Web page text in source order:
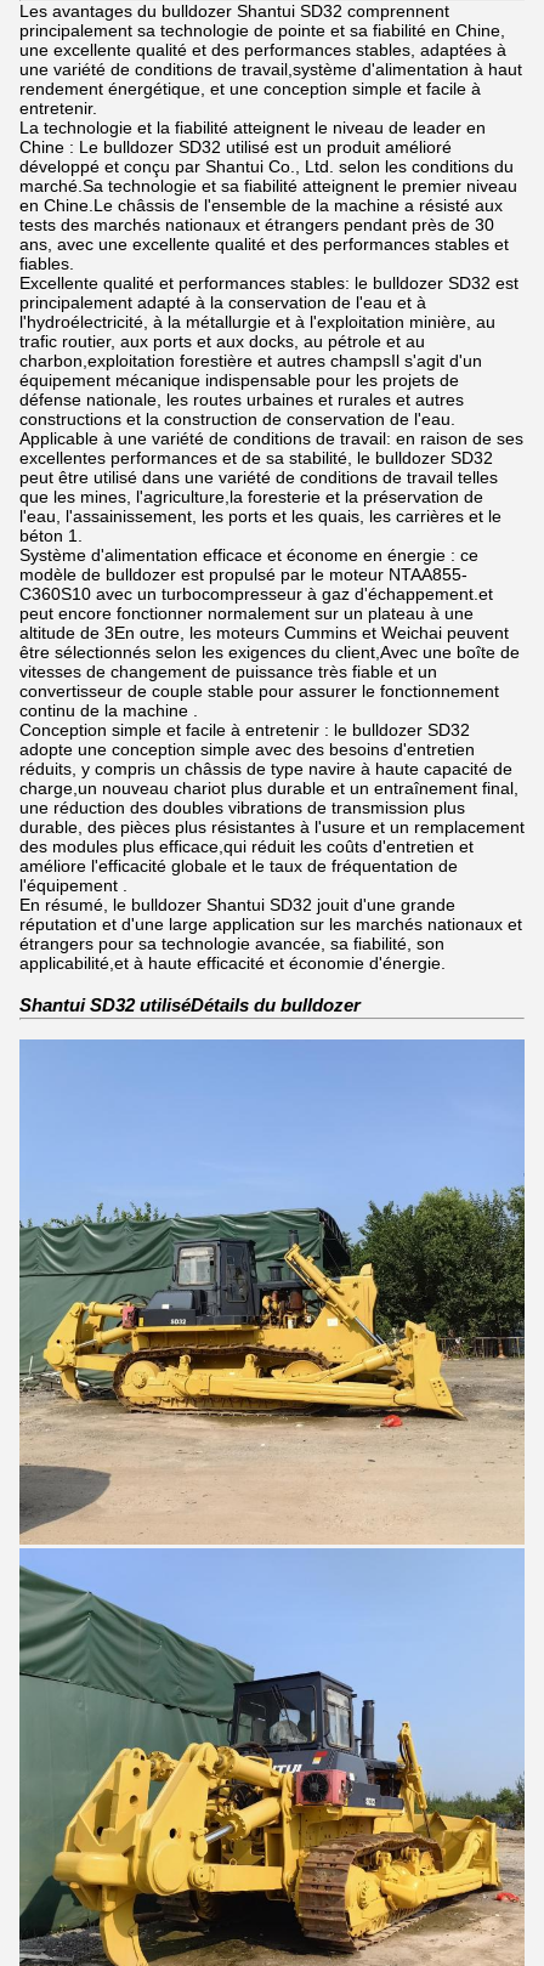
Les avantages du bulldozer Shantui SD32 comprennent
principalement sa technologie de pointe et sa fiabilité en Chine,
une excellente qualité et des performances stables, adaptées à
une variété de conditions de travail,système d'alimentation à haut
rendement énergétique, et une conception simple et facile à
entretenir.
La technologie et la fiabilité atteignent le niveau de leader en
Chine : Le bulldozer SD32 utilisé est un produit amélioré
développé et conçu par Shantui Co., Ltd. selon les conditions du
marché.Sa technologie et sa fiabilité atteignent le premier niveau
en Chine.Le châssis de l'ensemble de la machine a résisté aux
tests des marchés nationaux et étrangers pendant près de 30
ans, avec une excellente qualité et des performances stables et
fiables.
Excellente qualité et performances stables: le bulldozer SD32 est
principalement adapté à la conservation de l'eau et à
l'hydroélectricité, à la métallurgie et à l'exploitation minière, au
trafic routier, aux ports et aux docks, au pétrole et au
charbon,exploitation forestière et autres champsIl s'agit d'un
équipement mécanique indispensable pour les projets de
défense nationale, les routes urbaines et rurales et autres
constructions et la construction de conservation de l'eau.
Applicable à une variété de conditions de travail: en raison de ses
excellentes performances et de sa stabilité, le bulldozer SD32
peut être utilisé dans une variété de conditions de travail telles
que les mines, l'agriculture,la foresterie et la préservation de
l'eau, l'assainissement, les ports et les quais, les carrières et le
béton 1.
Système d'alimentation efficace et économe en énergie : ce
modèle de bulldozer est propulsé par le moteur NTAA855-
C360S10 avec un turbocompresseur à gaz d'échappement.et
peut encore fonctionner normalement sur un plateau à une
altitude de 3En outre, les moteurs Cummins et Weichai peuvent
être sélectionnés selon les exigences du client,Avec une boîte de
vitesses de changement de puissance très fiable et un
convertisseur de couple stable pour assurer le fonctionnement
continu de la machine .
Conception simple et facile à entretenir : le bulldozer SD32
adopte une conception simple avec des besoins d'entretien
réduits, y compris un châssis de type navire à haute capacité de
charge,un nouveau chariot plus durable et un entraînement final,
une réduction des doubles vibrations de transmission plus
durable, des pièces plus résistantes à l'usure et un remplacement
des modules plus efficace,qui réduit les coûts d'entretien et
améliore l'efficacité globale et le taux de fréquentation de
l'équipement .
En résumé, le bulldozer Shantui SD32 jouit d'une grande
réputation et d'une large application sur les marchés nationaux et
étrangers pour sa technologie avancée, sa fiabilité, son
applicabilité,et à haute efficacité et économie d'énergie.
Shantui SD32 utiliséDétails du bulldozer